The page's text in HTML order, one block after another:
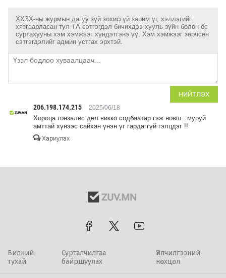
ХХЗХ-ны журмын дагуу зүй зохисгүй зарим үг, хэллэгийг
хязгаарласан тул ТА сэтгэгдэл бичихдээ хууль зүйн болон ёс
суртахууны хэм хэмжээг хүндэтгэнэ үү. Хэм хэмжээг зөрчсөн
сэтгэгдэлийг админ устгах эрхтэй.
НИЙТЛЭХ
206.198.174.215 2025/06/18
Хороца гонзалес дел викко содбаатар гэж новш.. муруй
амттай хүнээс сайхан үнэн үг гардаггүй гэлцдэг !!
Хариулах
Бидний
тухай
Сурталчилгаа
байршуулах
Үйлчилгээний
нөхцөл